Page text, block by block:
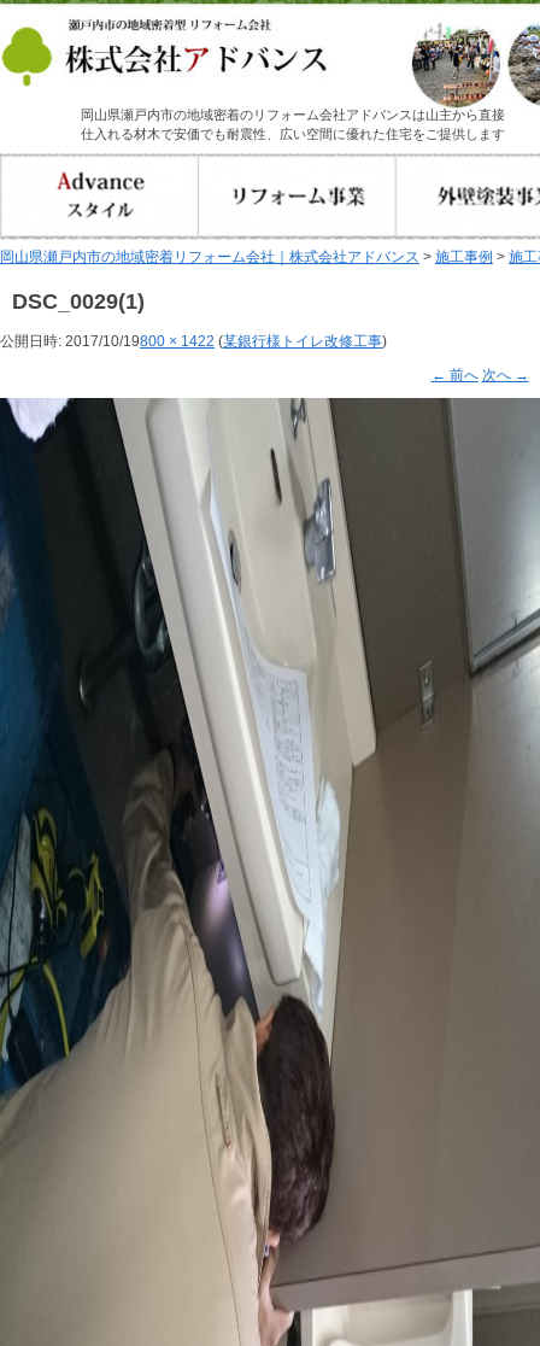
岡山県瀬戸内市の地域密着のリフォーム会社アドバンスは山主から直接
仕入れる材木で安価でも耐震性、広い空間に優れた住宅をご提供します
岡山県瀬戸内市の地域密着リフォーム会社｜株式会社アドバンス > 施工事例 > 施
DSC_0029(1)
公開日時: 2017/10/19800 × 1422 (某銀行様トイレ改修工事)
← 前へ 次へ →